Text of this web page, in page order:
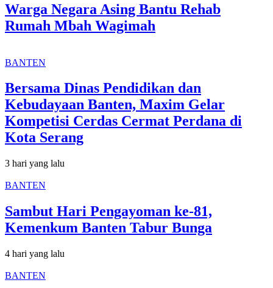
Warga Negara Asing Bantu Rehab
Rumah Mbah Wagimah
BANTEN
Bersama Dinas Pendidikan dan
Kebudayaan Banten, Maxim Gelar
Kompetisi Cerdas Cermat Perdana di
Kota Serang
3 hari yang lalu
BANTEN
Sambut Hari Pengayoman ke-81,
Kemenkum Banten Tabur Bunga
4 hari yang lalu
BANTEN